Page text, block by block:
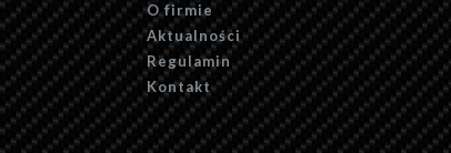
O firmie
Aktualności
Regulamin
Kontakt